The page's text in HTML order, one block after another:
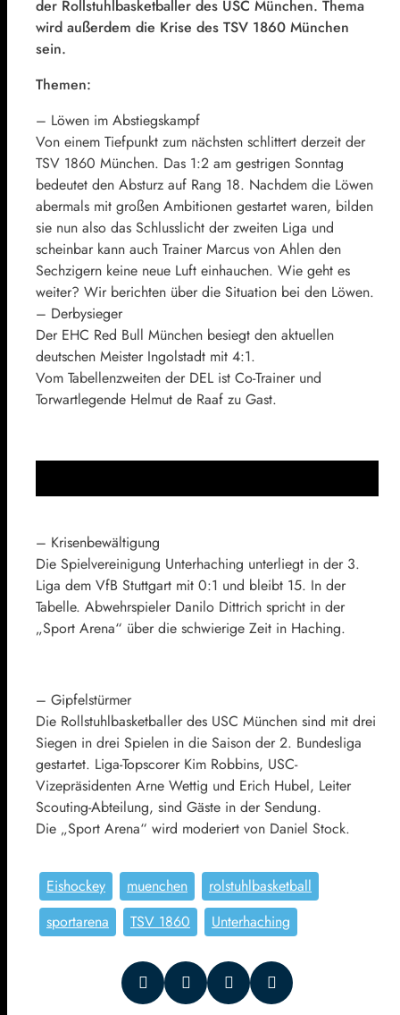
der Rollstuhlbasketballer des USC München. Thema
wird außerdem die Krise des TSV 1860 München
sein.
Themen:
– Löwen im Abstiegskampf
Von einem Tiefpunkt zum nächsten schlittert derzeit der
TSV 1860 München. Das 1:2 am gestrigen Sonntag
bedeutet den Absturz auf Rang 18. Nachdem die Löwen
abermals mit großen Ambitionen gestartet waren, bilden
sie nun also das Schlusslicht der zweiten Liga und
scheinbar kann auch Trainer Marcus von Ahlen den
Sechzigern keine neue Luft einhauchen. Wie geht es
weiter? Wir berichten über die Situation bei den Löwen.
– Derbysieger
Der EHC Red Bull München besiegt den aktuellen
deutschen Meister Ingolstadt mit 4:1.
Vom Tabellenzweiten der DEL ist Co-Trainer und
Torwartlegende Helmut de Raaf zu Gast.
– Krisenbewältigung
Die Spielvereinigung Unterhaching unterliegt in der 3.
Liga dem VfB Stuttgart mit 0:1 und bleibt 15. In der
Tabelle. Abwehrspieler Danilo Dittrich spricht in der
„Sport Arena“ über die schwierige Zeit in Haching.
– Gipfelstürmer
Die Rollstuhlbasketballer des USC München sind mit drei
Siegen in drei Spielen in die Saison der 2. Bundesliga
gestartet. Liga-Topscorer Kim Robbins, USC-
Vizepräsidenten Arne Wettig und Erich Hubel, Leiter
Scouting-Abteilung, sind Gäste in der Sendung.
Die „Sport Arena“ wird moderiert von Daniel Stock.
Eishockey muenchen
rolstuhlbasketball
sportarena
TSV 1860 Unterhaching